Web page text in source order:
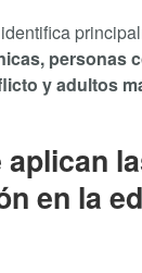
personas
y adultos
aplican
en la